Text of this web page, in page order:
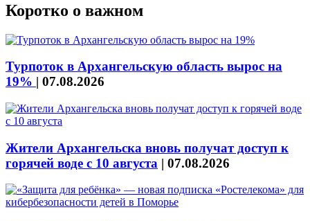
Коротко о важном
Турпоток в Архангельскую область вырос на
19% | 07.08.2026
Жители Архангельска вновь получат доступ к
горячей воде с 10 августа | 07.08.2026